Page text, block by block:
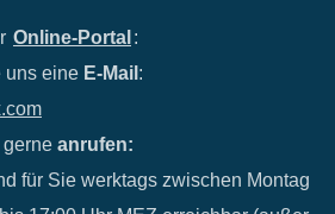
Online-Portal :
uns eine E-Mail :
anrufen:
für Sie werktags zwischen Montag